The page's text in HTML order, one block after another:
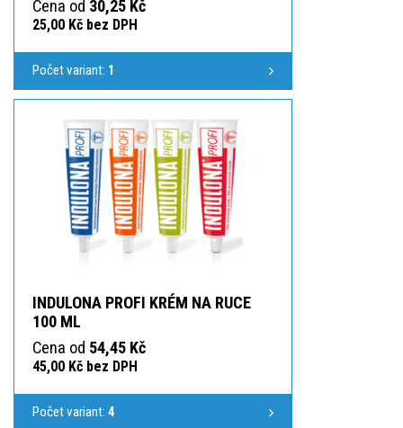
Cena od 30,25 Kč
25,00 Kč bez DPH
Počet variant: 1
INDULONA PROFI KRÉM NA RUCE
100 ML
Cena od 54,45 Kč
45,00 Kč bez DPH
Počet variant: 4